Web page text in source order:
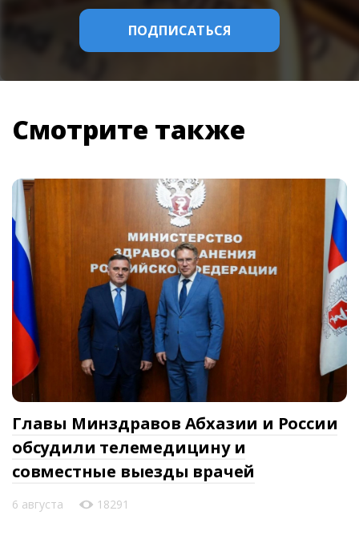
Смотрите также
Главы Минздравов Абхазии и России
обсудили телемедицину и
совместные выезды врачей
6 августа 18291